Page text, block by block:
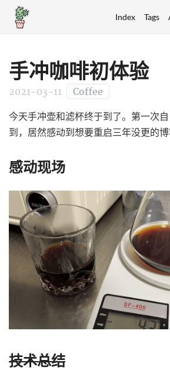
Index Tags
手冲咖啡初体验
2021-03-11 Coffee
今天手冲壶和滤杯终于到了。第一次
到，居然感动到想要重启三年没更的博
感动现场
技术总结